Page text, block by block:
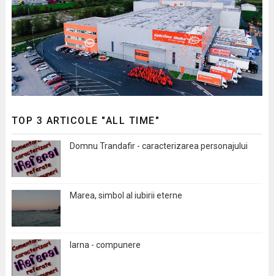
TOP 3 ARTICOLE "ALL TIME"
Domnu Trandafir - caracterizarea personajului
Marea, simbol al iubirii eterne
Iarna - compunere